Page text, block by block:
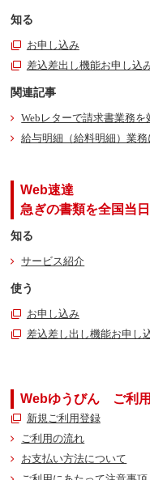
知る
お申し込み
差込差出し機能お申し込
関連記事
Webレターで請求書業務を
給与明細（給料明細）業
Web速達
急ぎの書類を全国当
知る
サービス紹介
使う
お申し込み
差込差し出し機能お申し
Webゆうびん ご利
新規ご利用登録
ご利用の流れ
お支払い方法について